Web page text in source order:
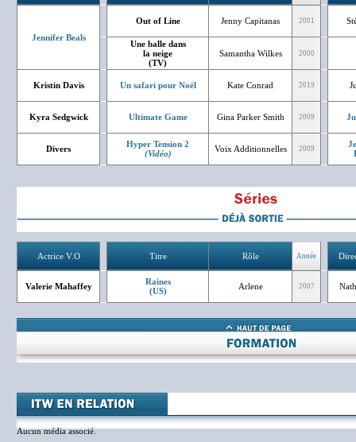
Jennifer Beals
Out of Line Jenny Capitanas 2001
Une balle dans
la neige
(TV)
Samantha Wilkes 2000
Kristin Davis Un safari pour Noël Kate Conrad 2019
Kyra Sedgwick Ultimate Game Gina Parker Smith 2009
Divers
Hyper Tension 2
(Vidéo)
Voix Additionnelles 2009
Actrice V.O Titre Rôle Année
Valerie Mahaffey
Raines
(US)
Arlene 2007
Aucun média associé.